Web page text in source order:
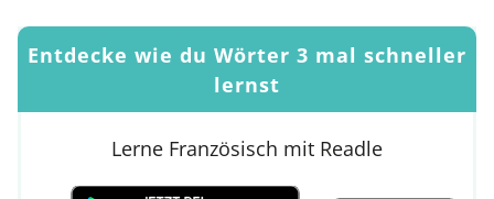
Entdecke wie du Wörter 3 mal schneller
lernst
Lerne Französisch mit Readle